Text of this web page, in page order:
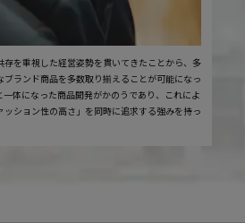
存を重視した経営姿勢を貫いてきたことから、多
ランド商品を多数取り揃えることが可能になっ
体になった商品開発がかのうであり、これによ
ッション性の高さ」を同時に追求する強みを持っ